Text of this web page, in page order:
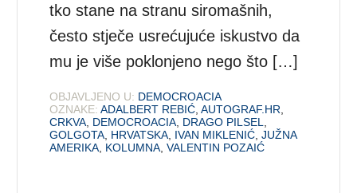
tko stane na stranu siromašnih,
često stječe usrećujuće iskustvo da
mu je više poklonjeno nego što […]
OBJAVLJENO U: DEMOCROACIA
OZNAKE: ADALBERT REBIĆ,AUTOGRAF.HR,
CRKVA, DEMOCROACIA, DRAGO PILSEL,
GOLGOTA, HRVATSKA, IVAN MIKLENIĆ,JUŽNA
AMERIKA, KOLUMNA,VALENTIN POZAIĆ